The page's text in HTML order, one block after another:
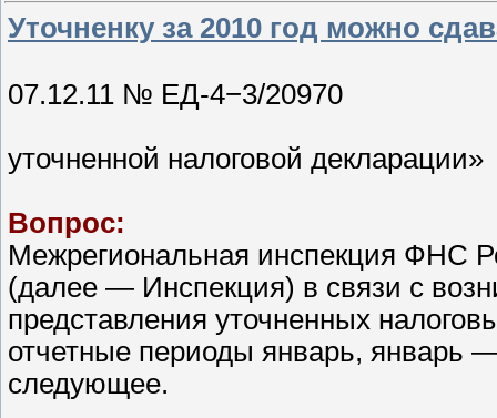
Уточненку за 2010 год можно
07.12.11 № ЕД-4−3/20970
уточненной налоговой декларации»
Вопрос:
Межрегиональная инспекция ФНС
(далее — Инспекция) в связи с
представления уточненных
отчетные периоды январь, январь
следующее.